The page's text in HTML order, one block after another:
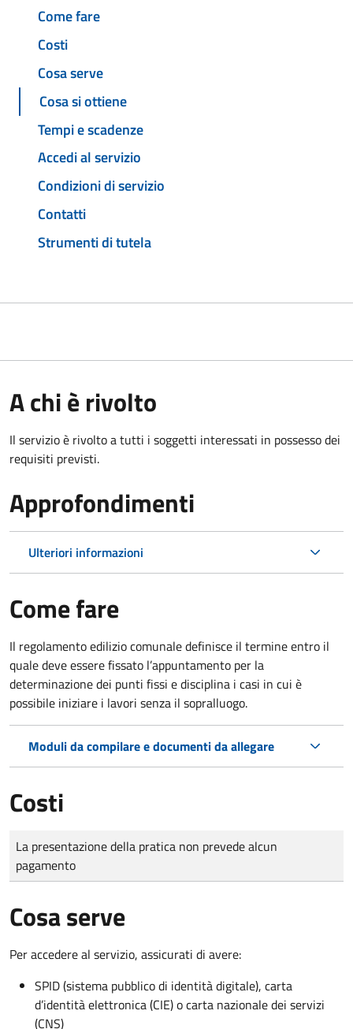
Come fare
Costi
Cosa serve
Cosa si ottiene
Tempi e scadenze
Accedi al servizio
Condizioni di servizio
Contatti
Strumenti di tutela
A chi è rivolto
Il servizio è rivolto a tutti i soggetti interessati in possesso dei
requisiti previsti.
Approfondimenti
Ulteriori informazioni
Come fare
Il regolamento edilizio comunale definisce il termine entro il
quale deve essere fissato l’appuntamento per la
determinazione dei punti fissi e disciplina i casi in cui è
possibile iniziare i lavori senza il sopralluogo.
Moduli da compilare e documenti da allegare
Costi
Tipo di pagamento
Importo
La presentazione della pratica non prevede alcun
pagamento
Cosa serve
Per accedere al servizio, assicurati di avere:
SPID (sistema pubblico di identità digitale), carta
d’identità elettronica (CIE) o carta nazionale dei servizi
(CNS)